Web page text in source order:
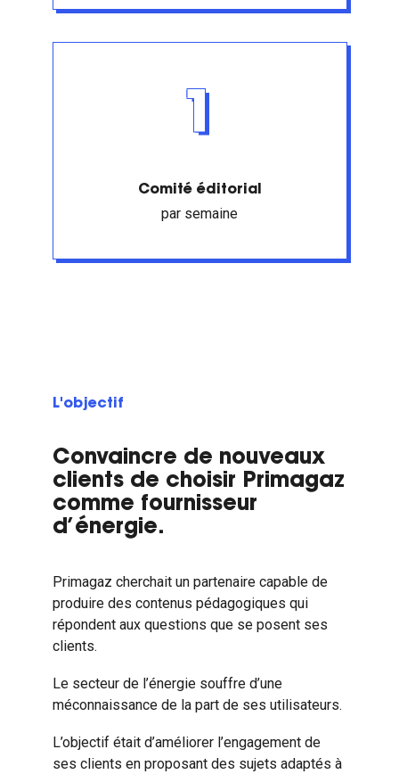
1
Comité éditorial
par semaine
L'objectif
Convaincre de nouveaux
clients de choisir Primagaz
comme fournisseur
d’énergie.
Primagaz cherchait un partenaire capable de
produire des contenus pédagogiques qui
répondent aux questions que se posent ses
clients.
Le secteur de l’énergie souffre d’une
méconnaissance de la part de ses utilisateurs.
L’objectif était d’améliorer l’engagement de
ses clients en proposant des sujets adaptés à